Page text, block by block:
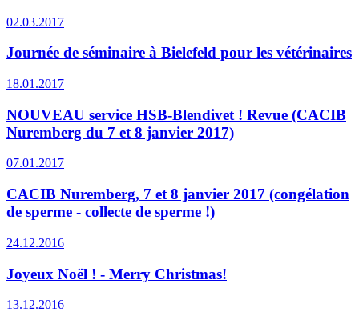
02.03.2017
Journée de séminaire à Bielefeld pour les vétérinaires
18.01.2017
NOUVEAU service HSB-Blendivet ! Revue (CACIB
Nuremberg du 7 et 8 janvier 2017)
07.01.2017
CACIB Nuremberg, 7 et 8 janvier 2017 (congélation
de sperme - collecte de sperme !)
24.12.2016
Joyeux Noël ! - Merry Christmas!
13.12.2016